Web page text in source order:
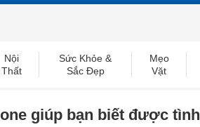
Nội
Thất
Sức Khỏe &
Sắc Đẹp
Mẹo
Vặt
giúp bạn biết được tình